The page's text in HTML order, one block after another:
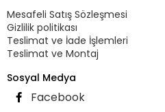
Mesafeli Satış Sözleşmesi
Gizlilik politikası
Teslimat ve İade İşlemleri
Teslimat ve Montaj
Sosyal Medya
Facebook